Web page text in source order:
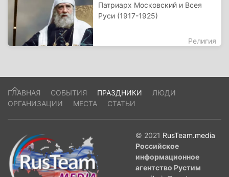
Патриарх Московский и Всея
Руси (1917-1925)
Религия
ГЛАВНАЯ СОБЫТИЯ ПРАЗДНИКИ
ЛЮДИ
ОРГАНИЗАЦИИ
МЕСТА СТАТЬИ
© 2021 RusTeam.media
Российское
информационное
агентство Рустим